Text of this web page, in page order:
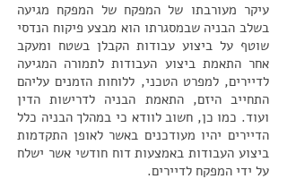
עיקר מעורבתו של המפקח של המפקח מגיעה
בשלב הבניה שבמסגרתו הוא מבצע פיקוח הנדסי
שוטף על ביצוע עבודות הקבלן בשטח ומעקב
אחר התאמת ביצוע העבודות לתמורה המגיעה
לדיירים, למפרט הטכני, ללוחות הזמנים עליהם
התחייב היזם, התאמת הבניה לדרישות הדין
ועוד. כמו כן, חשוב לוודא כי במהלך הבניה כלל
הדיירים יהיו מעודכנים באשר לאופן התקדמות
ביצוע העבודות באמצעות דוח חודשי אשר ישלח
על ידי המפקח לדיירים.